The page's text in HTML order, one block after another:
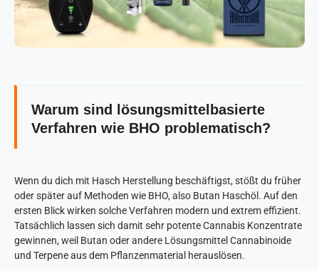
Warum sind lösungsmittelbasierte
Verfahren wie BHO problematisch?
Wenn du dich mit Hasch Herstellung beschäftigst, stößt du früher
oder später auf Methoden wie BHO, also Butan Haschöl. Auf den
ersten Blick wirken solche Verfahren modern und extrem effizient.
Tatsächlich lassen sich damit sehr potente Cannabis Konzentrate
gewinnen, weil Butan oder andere Lösungsmittel Cannabinoide
und Terpene aus dem Pflanzenmaterial herauslösen.